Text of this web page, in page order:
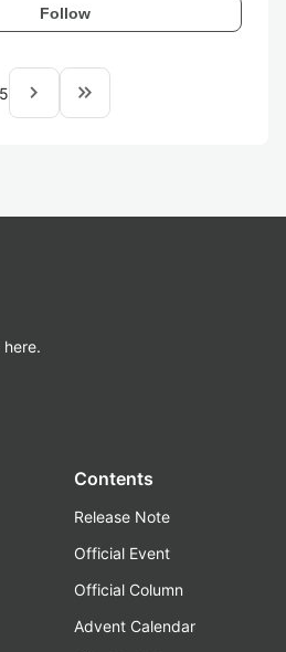
Follow
navigate_next keyboard_double_arrow_right
Contents
Release Note
Official Event
Official Column
Advent Calendar